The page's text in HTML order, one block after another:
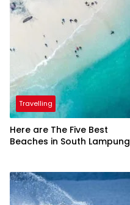
Travelling
Here are The Five Best
Beaches in South Lampung